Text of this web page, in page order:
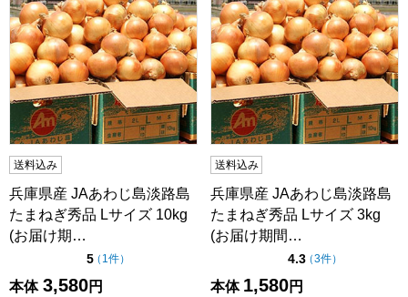
送料込み
兵庫県産 JAあわじ島淡路島
たまねぎ秀品 Lサイズ 10kg
(お届け期…
5点（5点満点中）
（ 1件の評価
）
本体 3,580円
送料込み
兵庫県産 JAあわじ島淡路島
たまねぎ秀品 Lサイズ 3kg
(お届け期間…
4.3点（5点満点中）
（3件の評価
）
本体 1,580円